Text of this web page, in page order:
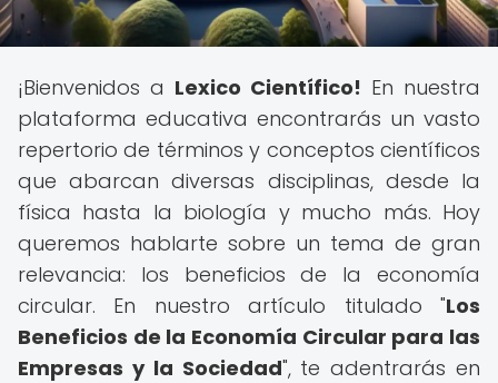
¡Bienvenidos a Lexico Científico! En nuestra
plataforma educativa encontrarás un vasto
repertorio de términos y conceptos científicos
que abarcan diversas disciplinas, desde la
física hasta la biología y mucho más. Hoy
queremos hablarte sobre un tema de gran
relevancia: los beneficios de la economía
circular. En nuestro artículo titulado "Los
Beneficios de la Economía Circular para las
Empresas y la Sociedad", te adentrarás en